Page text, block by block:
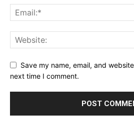
Save my name, email, and
next time I comment.